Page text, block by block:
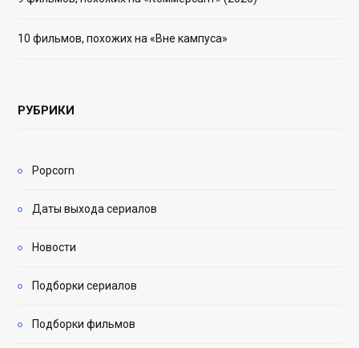
10 фильмов, похожих на «Вне кампуса»
РУБРИКИ
Popcorn
Даты выхода сериалов
Новости
Подборки сериалов
Подборки фильмов